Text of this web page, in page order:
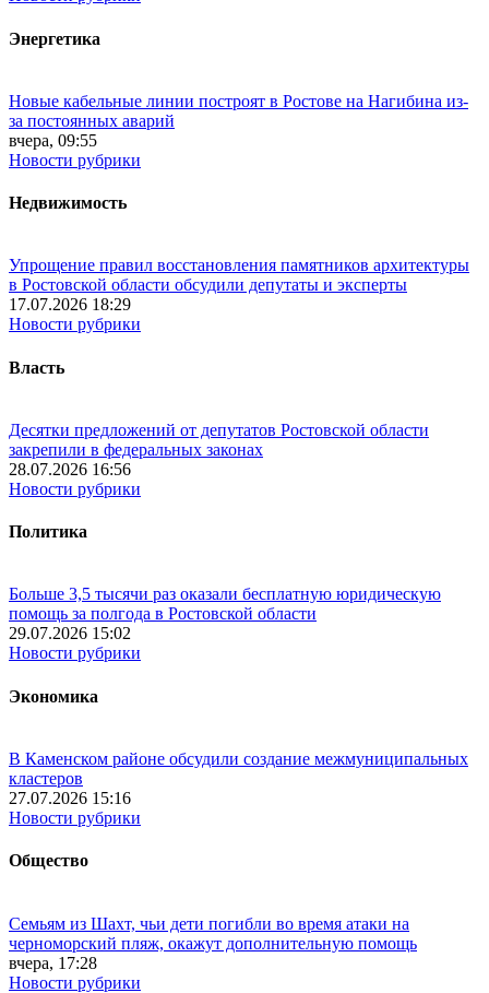
Энергетика
Новые кабельные линии построят в Ростове на Нагибина из-
за постоянных аварий
вчера, 09:55
Новости рубрики
Недвижимость
Упрощение правил восстановления памятников архитектуры
в Ростовской области обсудили депутаты и эксперты
17.07.2026 18:29
Новости рубрики
Власть
Десятки предложений от депутатов Ростовской области
закрепили в федеральных законах
28.07.2026 16:56
Новости рубрики
Политика
Больше 3,5 тысячи раз оказали бесплатную юридическую
помощь за полгода в Ростовской области
29.07.2026 15:02
Новости рубрики
Экономика
В Каменском районе обсудили создание межмуниципальных
кластеров
27.07.2026 15:16
Новости рубрики
Общество
Семьям из Шахт, чьи дети погибли во время атаки на
черноморский пляж, окажут дополнительную помощь
вчера, 17:28
Новости рубрики